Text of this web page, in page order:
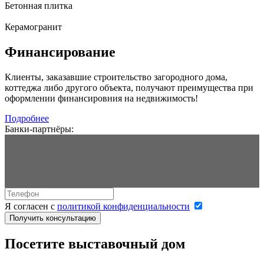
Бетонная плитка
Керамогранит
Финансирование
Клиенты, заказавшие строительство загородного дома,
коттеджа либо другого объекта, получают преимущества при
оформлении финансировния на недвижимость!
Подробнее
Банки-партнёры:
Я согласен с политикой конфиденциальности
Получить консультацию
Посетите выставочный дом